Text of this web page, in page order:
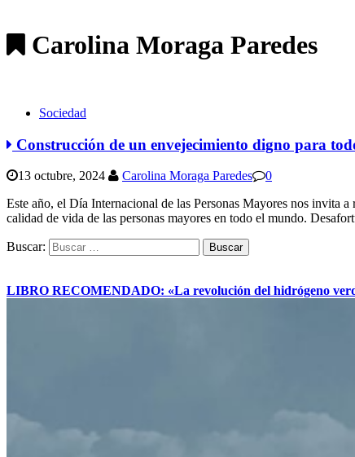
Carolina Moraga Paredes
Sociedad
Construcción de un envejecimiento digno para
13 octubre, 2024 Carolina Moraga Paredes
0
Este año, el Día Internacional de las Personas Mayores nos invita
calidad de vida de las personas mayores en todo el mundo.
Buscar:
LIBRO RECOMENDADO: «La revolución del hidrógeno